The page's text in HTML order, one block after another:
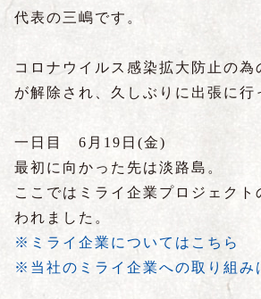
代表の三嶋です。
コロナウイルス感染拡大防止の為
が解除され、久しぶりに出張に行
一日目 6 月 19 日(金)
最初に向かった先は淡路島。
ここではミライ企業プロジェクト
われました。
※ミライ企業についてはこちら
※当社のミライ企業への取り組み